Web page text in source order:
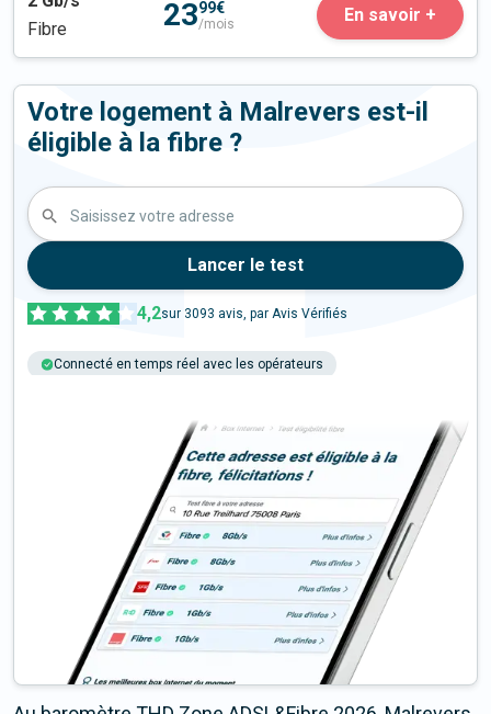
Fibre
2399€
/mois En savoir +
Votre logement à Malrevers est-il
éligible à la fibre ?
Saisissez votre adresse
Lancer le test
4,2sur 3093 avis, par Avis Vérifiés
Connecté en temps réel avec les opérateurs